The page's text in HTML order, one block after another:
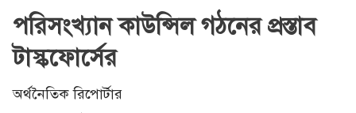
পরিসংখ্যান কাউন্সিল গঠনের প্রস্তাব
টাস্কফোর্সের
অর্থনৈতিক রিপোর্টার